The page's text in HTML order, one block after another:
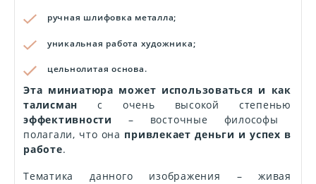
ручная шлифовка металла;
уникальная работа художника;
цельнолитая основа.
Эта миниатюра может использоваться и как
талисман с очень высокой степенью
эффективности
– восточные философы
полагали, что она привлекает деньги и успех в
работе.
Тематика данного изображения – живая